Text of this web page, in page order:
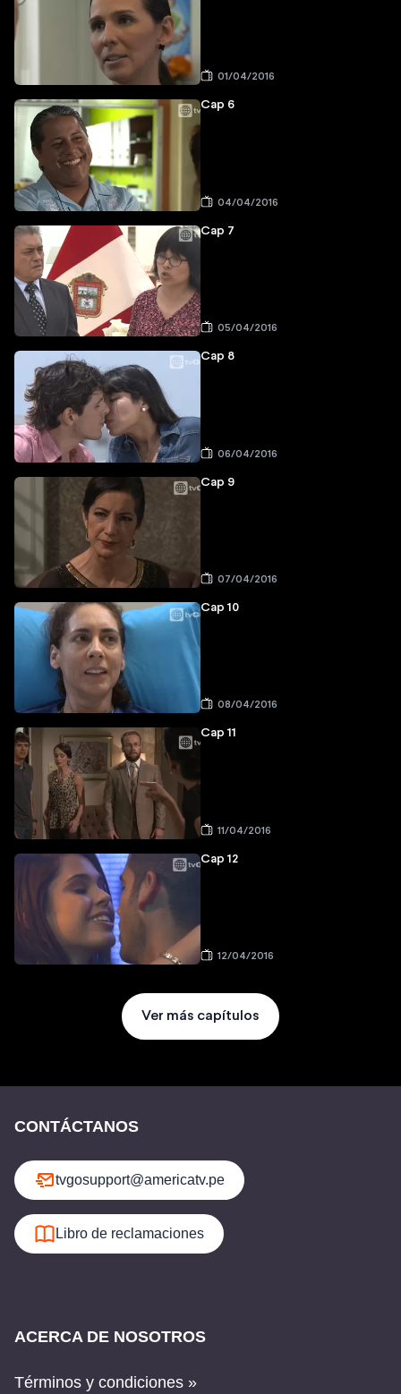
01/04/2016
Cap 6
04/04/2016
Cap 7
05/04/2016
Cap 8
06/04/2016
Cap 9
07/04/2016
Cap 10
08/04/2016
Cap 11
11/04/2016
Cap 12
12/04/2016
Ver más capítulos
CONTÁCTANOS
tvgosupport@americatv.pe
Libro de reclamaciones
ACERCA DE NOSOTROS
Términos y condiciones »